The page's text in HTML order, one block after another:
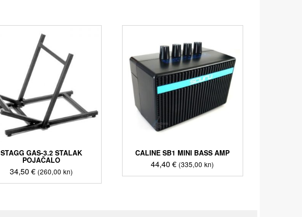
STAGG GAS-3.2 STALAK
POJAČALO
34,50 € (260,00 kn)
CALINE SB1 MINI BASS AMP
44,40€ (335,00 kn)